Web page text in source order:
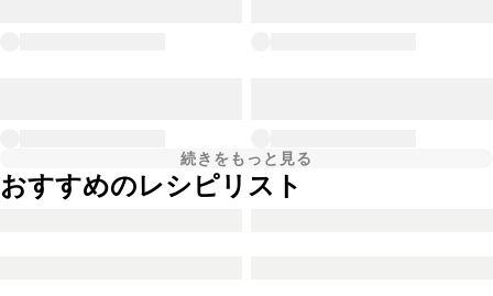
続きをもっと見る
おすすめのレシピリスト